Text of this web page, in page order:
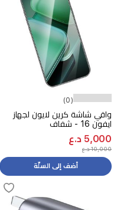
(0)
واقي شاشة كرين لايون لجهاز
ايفون 16 - شفاف
5,000 د.ع
10,000 د.ع
أضف إلى السلّة